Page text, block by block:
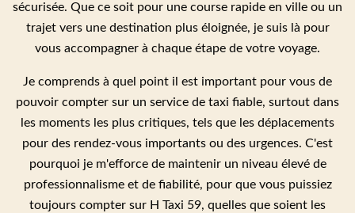
sécurisée. Que ce soit pour une course rapide en ville ou un
trajet vers une destination plus éloignée, je suis là pour
vous accompagner à chaque étape de votre voyage.
Je comprends à quel point il est important pour vous de
pouvoir compter sur un service de taxi fiable, surtout dans
les moments les plus critiques, tels que les déplacements
pour des rendez-vous importants ou des urgences. C'est
pourquoi je m'efforce de maintenir un niveau élevé de
professionnalisme et de fiabilité, pour que vous puissiez
toujours compter sur H Taxi 59, quelles que soient les